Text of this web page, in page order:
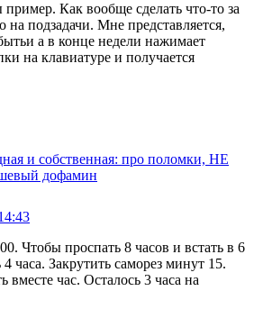
Как вообще сделать что-то за
на подзадачи. Мне представляется,
а в конце недели нажимает
на клавиатуре и получается
и собственная: про поломки, НЕ
дофамин
Чтобы проспать 8 часов и встать в 6
часа. Закрутить саморез минут 15.
час. Осталось 3 часа на